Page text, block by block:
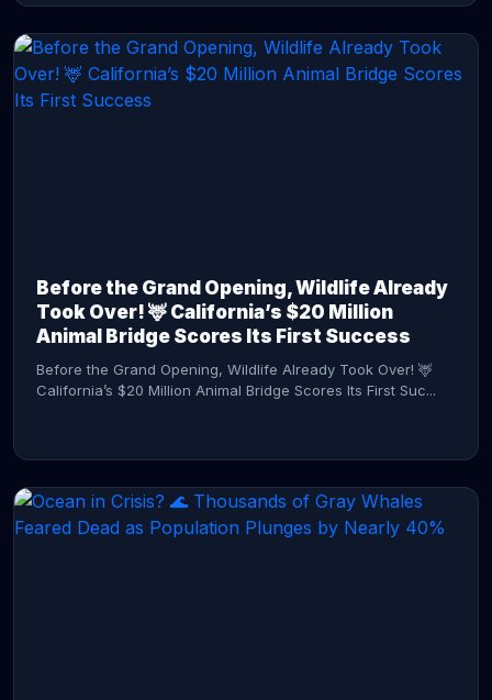
Before the Grand Opening, Wildlife Already
Took Over! 🦌 California’s $20 Million
Animal Bridge Scores Its First Success
Before the Grand Opening, Wildlife Already Took Over! 🦌
California’s $20 Million Animal Bridge Scores Its First Suc...